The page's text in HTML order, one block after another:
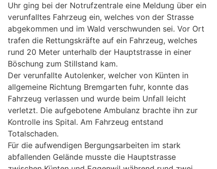
Uhr ging bei der Notrufzentrale eine Meldung über ein
verunfalltes Fahrzeug ein, welches von der Strasse
abgekommen und im Wald verschwunden sei. Vor Ort
trafen die Rettungskräfte auf ein Fahrzeug, welches
rund 20 Meter unterhalb der Hauptstrasse in einer
Böschung zum Stillstand kam.
Der verunfallte Autolenker, welcher von Künten in
allgemeine Richtung Bremgarten fuhr, konnte das
Fahrzeug verlassen und wurde beim Unfall leicht
verletzt. Die aufgebotene Ambulanz brachte ihn zur
Kontrolle ins Spital. Am Fahrzeug entstand
Totalschaden.
Für die aufwendigen Bergungsarbeiten im stark
abfallenden Gelände musste die Hauptstrasse